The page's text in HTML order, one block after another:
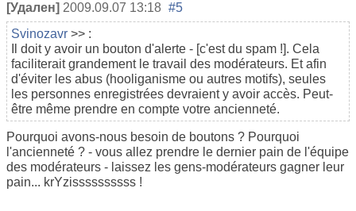
[Удален] 2009.09.07 13:18 #5
Svinozavr >> :
Il doit y avoir un bouton d'alerte - [c'est du spam !]. Cela
faciliterait grandement le travail des modérateurs. Et afin
d'éviter les abus (hooliganisme ou autres motifs), seules
les personnes enregistrées devraient y avoir accès. Peut-
être même prendre en compte votre ancienneté.
Pourquoi avons-nous besoin de boutons ? Pourquoi
l'ancienneté ? - vous allez prendre le dernier pain de l'équipe
des modérateurs - laissez les gens-modérateurs gagner leur
pain... krYzissssssssss !